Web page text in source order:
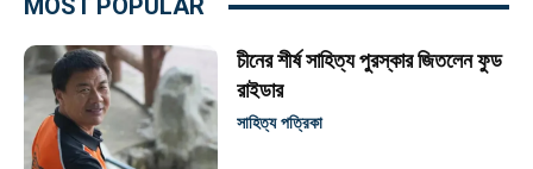
MOST POPULAR
চীনের শীর্ষ সাহিত্য পুরস্কার জিতলেন ফুড
রাইডার
সাহিত্য পত্রিকা